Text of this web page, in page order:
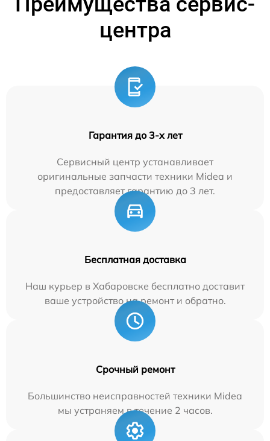
центра
Гарантия до 3-х лет
Сервисный центр устанавливает
оригинальные запчасти техники Midea и
предоставляет гарантию до 3 лет.
Бесплатная доставка
Наш курьер в Хабаровске бесплатно доставит
ваше устройство на ремонт и обратно.
Срочный ремонт
Большинство неисправностей техники Midea
мы устраняем в течение 2 часов.